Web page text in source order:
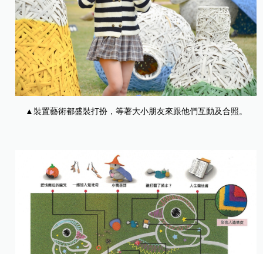
▲裝置藝術都盛裝打扮，等著大小朋友來跟他們互動及合照。